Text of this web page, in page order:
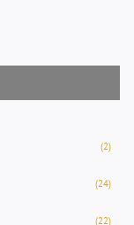
(2)
(24)
(22)